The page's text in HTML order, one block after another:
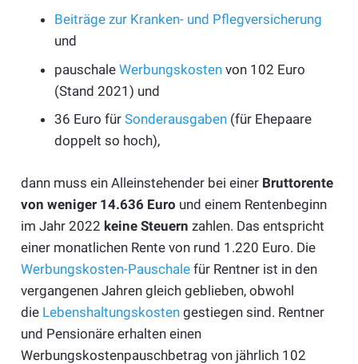
Beiträge zur Kranken- und Pflegversicherung
und
pauschale Werbungskosten von 102 Euro
(Stand 2021) und
36 Euro für Sonderausgaben (für Ehepaare
doppelt so hoch),
dann muss ein Alleinstehender bei einer Bruttorente
von weniger 14.636 Euro und einem Rentenbeginn
im Jahr 2022 keine Steuern zahlen. Das entspricht
einer monatlichen Rente von rund 1.220 Euro. Die
Werbungskosten-Pauschalefür Rentner ist in den
vergangenen Jahren gleich geblieben, obwohl
die Lebenshaltungskostengestiegen sind. Rentner
und Pensionäre erhalten einen
Werbungskostenpauschbetrag von jährlich 102